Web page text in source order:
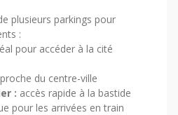
plusieurs parkings pour
:
pour accéder à la cité
proche du centre-ville
: accès rapide à la bastide
pour les arrivées en train